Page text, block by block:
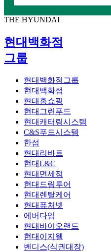
THE HYUNDAI
현대백화점
그룹
현대백화점그룹
현대백화점
현대홈쇼핑
현대그린푸드
현대캐터링시스템
C&S푸드시스템
한섬
현대리바트
현대L&C
현대면세점
현대드림투어
현대렌탈케어
현대퓨처넷
에버다임
현대바이오랜드
현대이지웰
벤디스(식권대장)